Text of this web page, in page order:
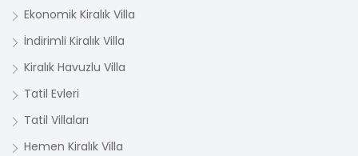
Ekonomik Kiralık Villa
İndirimli Kiralık Villa
Kiralık Havuzlu Villa
Tatil Evleri
Tatil Villaları
Hemen Kiralık Villa